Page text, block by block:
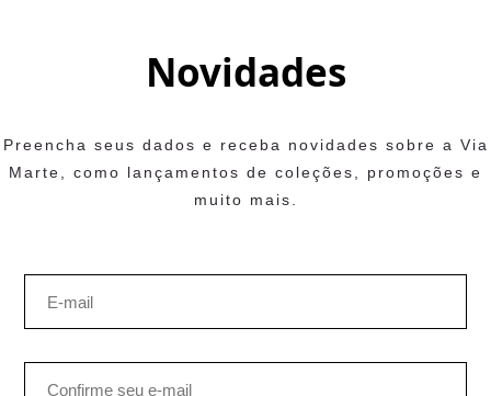
Novidades
Preencha seus dados e receba novidades sobre a Via
Marte, como lançamentos de coleções, promoções e
muito mais.